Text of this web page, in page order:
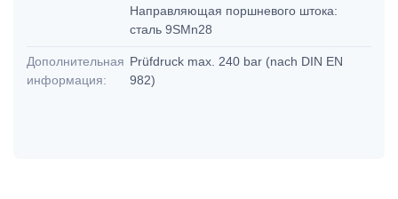
Направляющая поршневого штока:
сталь 9SMn28
Дополнительная
информация:
Prüfdruck max. 240 bar (nach DIN EN
982)